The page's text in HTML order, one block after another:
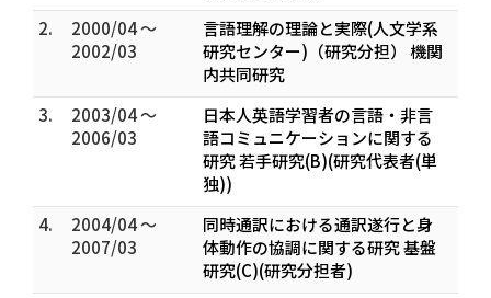
2.
2000/04 ～
2002/03
言語理解の理論と実際(人文学系
研究センター)（研究分担） 機関
内共同研究
3.
2003/04 ～
2006/03
日本人英語学習者の言語・非言
語コミュニケーションに関する
研究 若手研究(B)(研究代表者(単
独))
4.
2004/04 ～
2007/03
同時通訳における通訳遂行と身
体動作の協調に関する研究 基盤
研究(C)(研究分担者)